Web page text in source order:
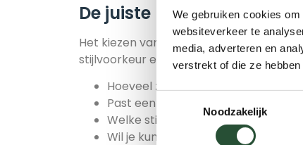
We gebruiken cookies
websiteverkeer te
media, adverteren en
verstrekt of die ze
Noodzakelijk
De juiste bank loungeset
Het kiezen van de perfecte bank
stijlvoorkeur en hoe je de set wilt
Hoeveel zitplaatsen heb je nodig?
Past een hoekbank beter in je
Welke stijl past bij je huis en tuin?
Wil je kunnen loungen, dineren of